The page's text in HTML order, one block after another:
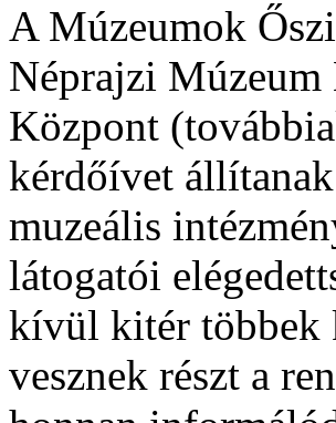
A Múzeumok
Néprajzi Múzeum
Központ
kérdőívet állítanak
muzeális
látogatói
kívül kitér többek
vesznek részt a